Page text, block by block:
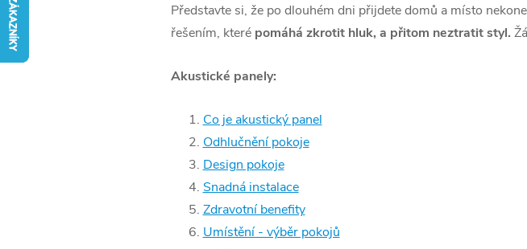
Představte si, že po dlouhém dni přijdete domů a místo
řešením, které pomáhá zkrotit hluk, a přitom neztratit styl.
Akustické panely:
Co je akustický panel
Odhlučnění pokoje
Design pokoje
Snadná instalace
Zdravotní benefity
Umístění - výběr pokojů